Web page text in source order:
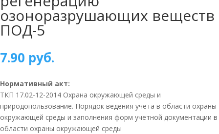
озоноразрушающих веществ
ПОД-5
7.90 руб.
Нормативный акт:
ТКП 17.02-12-2014 Охрана окружающей среды и
природопользование. Порядок ведения учета в области охраны
окружающей среды и заполнения форм учетной документации в
области охраны окружающей среды